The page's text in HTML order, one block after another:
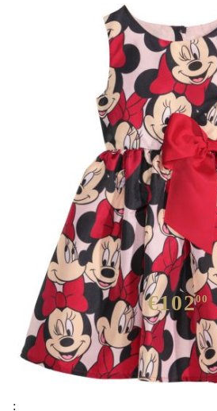
€10200
We have45 in stock
: